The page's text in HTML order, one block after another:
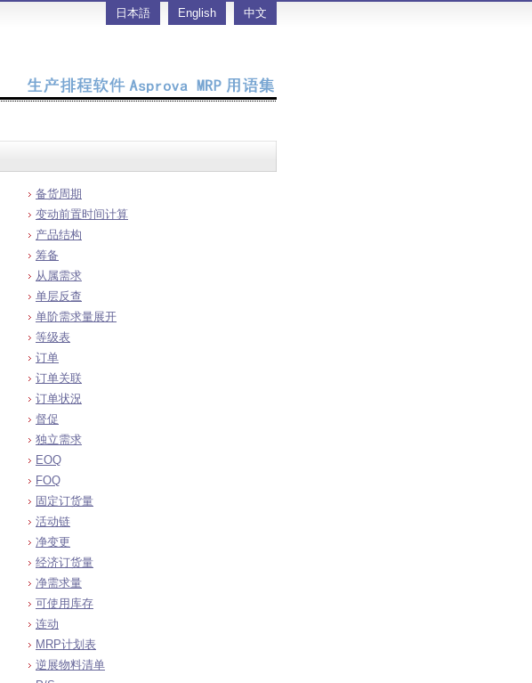
日本語 English 中文
备货周期
变动前置时间计算
产品结构
筹备
从属需求
单层反查
单阶需求量展开
等级表
订单
订单关联
订单状況
督促
独立需求
EOQ
FOQ
固定订货量
活动链
净变更
经济订货量
净需求量
可使用库存
连动
MRP计划表
逆展物料清单